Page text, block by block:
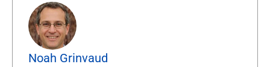
Noah Grinvaud